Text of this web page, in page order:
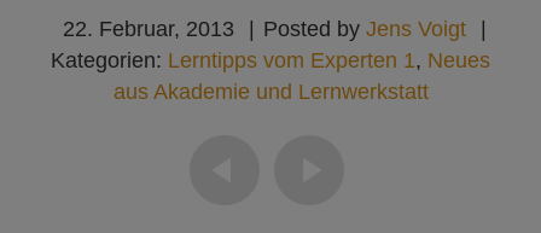
22. Februar, 2013 | Posted by Jens Voigt
|
Kategorien: Lerntipps vom Experten 1, Neues
aus Akademie und Lernwerkstatt